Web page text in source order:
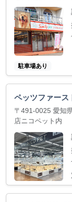
駐車場あり
ペッツファース
〒491-0025 愛知
店ニコペット内